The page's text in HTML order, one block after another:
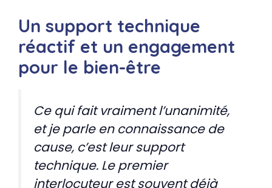
Un support technique
réactif et un engagement
pour le bien-être
Ce qui fait vraiment l’unanimité,
et je parle en connaissance de
cause, c’est leur support
technique. Le premier
interlocuteur est souvent déjà